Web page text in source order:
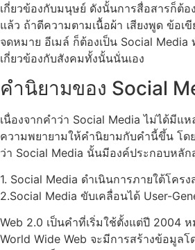
เกี่ยวข้องกับมนุษย์ ดังนั้นการสื่อสารก็ต้อ
แล้ว ถ้าตีความตามเนื้อผ้า เสียงพูด ข้อ
จดหมาย อีเมล์ ก็ต้องเป็น Social Media
เกี่ยวข้องกับสังคมทั้งนั้นนั่นเอง
คำนิยามของ Social
เนื่องจากคำว่า Social Media ไม่ได้มีแห
ความพยายามให้คำนิยามกับคำนี้ขึ้น โด
ว่า Social Media นั้นมีองค์ประกอบหลัก
1. Social Media ดำเนินการภายใต้โคร
2.Social Media ขับเคลื่อนได้ User-
Web 2.0 เป็นคำที่เริ่มใช้ตั้งแต่ปี 2004
World Wide Web จะมีการสร้างข้อมูล